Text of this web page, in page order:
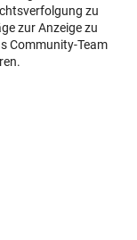
zu
zur Anzeige zu
Community-Team